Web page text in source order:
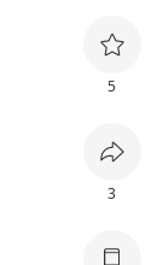
5
3